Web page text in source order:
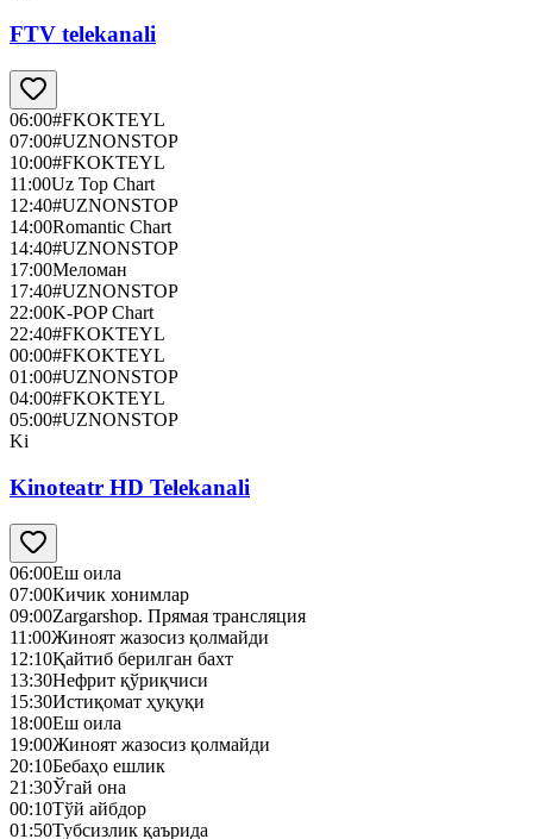
FTV telekanali
06:00#FKOKTEYL
07:00#UZNONSTOP
10:00#FKOKTEYL
11:00Uz Top Chart
12:40#UZNONSTOP
14:00Romantic Chart
14:40#UZNONSTOP
17:00Меломан
17:40#UZNONSTOP
22:00K-POP Chart
22:40#FKOKTEYL
00:00#FKOKTEYL
01:00#UZNONSTOP
04:00#FKOKTEYL
05:00#UZNONSTOP
Ki
Kinoteatr HD Telekanali
06:00Еш оила
07:00Кичик хонимлар
09:00Zargarshop. Прямая трансляция
11:00Жиноят жазосиз қолмайди
12:10Қайтиб берилган бахт
13:30Нефрит қўриқчиси
15:30Истиқомат ҳуқуқи
18:00Еш оила
19:00Жиноят жазосиз қолмайди
20:10Бебаҳо ешлик
21:30Ўгай она
00:10Тўй айбдор
01:50Тубсизлик қаърида